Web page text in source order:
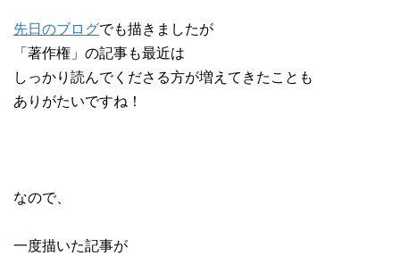
先日のブログでも描きましたが
「著作権」の記事も最近は
しっかり読んでくださる方が増えてきたことも
ありがたいですね！
なので、
一度描いた記事が